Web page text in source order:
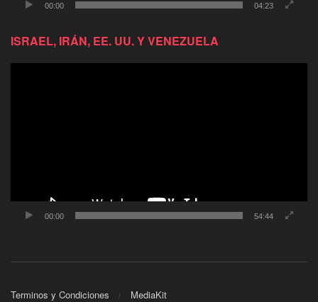
00:00 04:23
ISRAEL, IRÁN, EE. UU. Y VENEZUELA
00:00 54:44
Terminos y Condiciones MediaKit